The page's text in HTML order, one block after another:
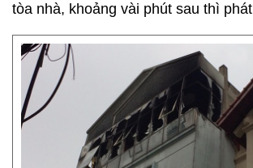
tòa nhà, khoảng vài phút sau thì